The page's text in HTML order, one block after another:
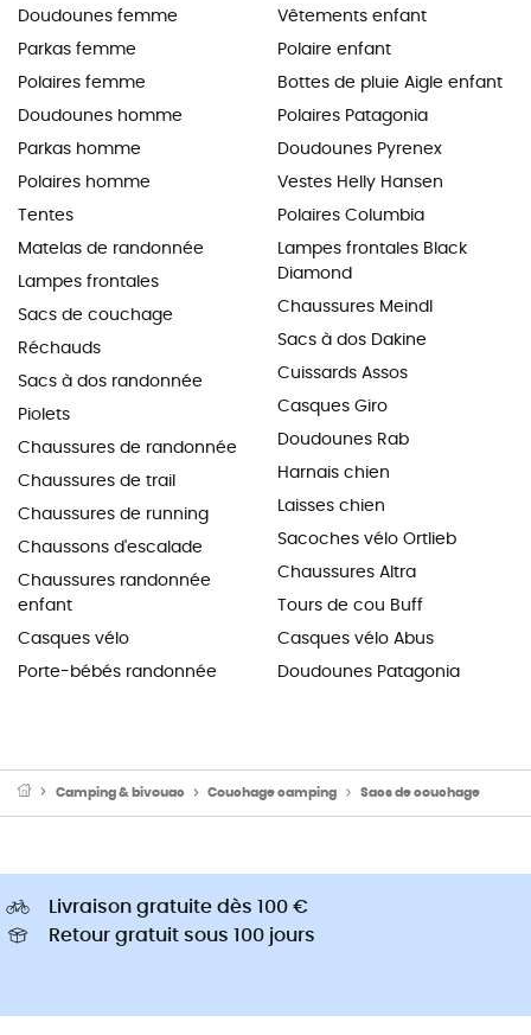
Doudounes femme
Parkas femme
Polaires femme
Doudounes homme
Parkas homme
Polaires homme
Tentes
Matelas de randonnée
Lampes frontales
Sacs de couchage
Réchauds
Sacs à dos randonnée
Piolets
Chaussures de randonnée
Chaussures de trail
Chaussures de running
Chaussons d'escalade
Chaussures randonnée
enfant
Casques vélo
Porte-bébés randonnée
Vêtements enfant
Polaire enfant
Bottes de pluie Aigle enfant
Polaires Patagonia
Doudounes Pyrenex
Vestes Helly Hansen
Polaires Columbia
Lampes frontales Black
Diamond
Chaussures Meindl
Sacs à dos Dakine
Cuissards Assos
Casques Giro
Doudounes Rab
Harnais chien
Laisses chien
Sacoches vélo Ortlieb
Chaussures Altra
Tours de cou Buff
Casques vélo Abus
Doudounes Patagonia
Camping & bivouac Couchage camping Sacs de couchage
Livraison gratuite dès 100 €
Retour gratuit sous 100 jours